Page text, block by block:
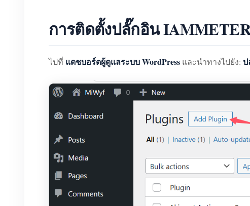
การติดตั้งปลั๊กอิน IAMMETER
ไปที่ แดชบอร์ดผู้ดูแลระบบ WordPress และนำทางไปยัง: